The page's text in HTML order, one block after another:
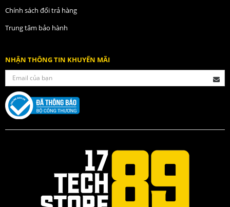
Chính sách đổi trả hàng
Trung tâm bảo hành
NHẬN THÔNG TIN KHUYẾN MÃI